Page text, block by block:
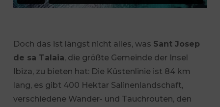
Doch das ist längst nicht alles, was Sant Josep
de sa Talaia, die größte Gemeinde der Insel
Ibiza, zu bieten hat: Die Küstenlinie ist 84 km
lang, es gibt 400 Hektar Salinenlandschaft,
verschiedene Wander- und Tauchrouten, den